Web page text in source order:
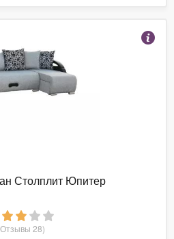
Столплит Юпитер
28)